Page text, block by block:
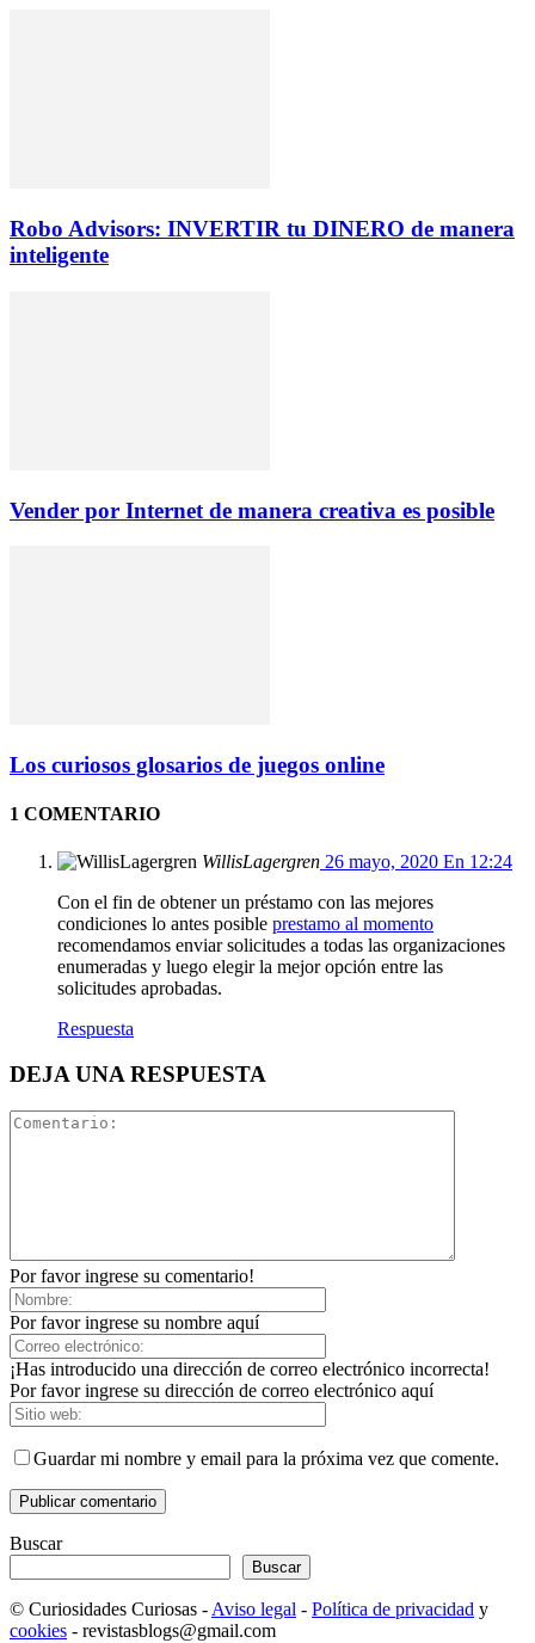
Robo Advisors: INVERTIR tu DINERO de manera
inteligente
Vender por Internet de manera creativa es posible
Los curiosos glosarios de juegos online
1 COMENTARIO
WillisLagergren 26 mayo, 2020 En 12:24
Con el fin de obtener un préstamo con las mejores
condiciones lo antes posible prestamo al momento
recomendamos enviar solicitudes a todas las organizaciones
enumeradas y luego elegir la mejor opción entre las
solicitudes aprobadas.
Respuesta
DEJA UNA RESPUESTA
Por favor ingrese su comentario!
Por favor ingrese su nombre aquí
¡Has introducido una dirección de correo electrónico incorrecta!
Por favor ingrese su dirección de correo electrónico aquí
Guardar mi nombre y email para la próxima vez que comente.
Buscar
Buscar
© Curiosidades Curiosas - Aviso legal - Política de privacidad y
cookies - revistasblogs@gmail.com